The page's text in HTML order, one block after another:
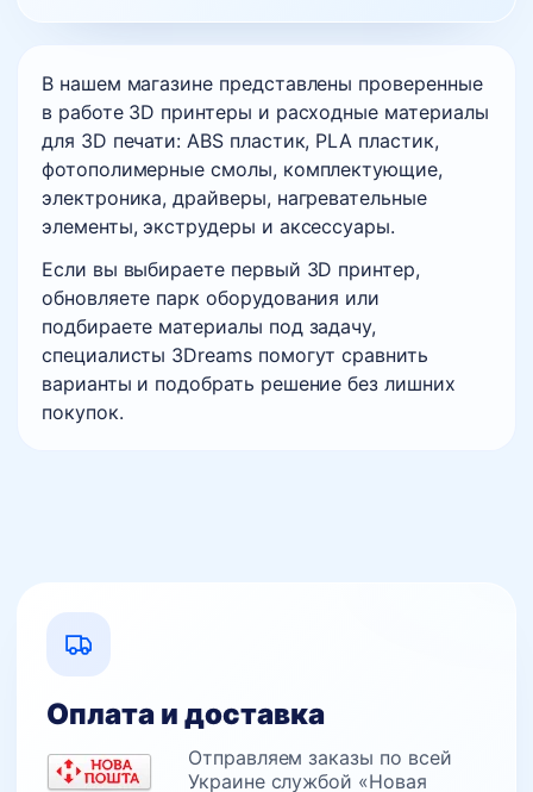
В нашем магазине представлены проверенные
в работе 3D принтеры и расходные материалы
для 3D печати: ABS пластик, PLA пластик,
фотополимерные смолы, комплектующие,
электроника, драйверы, нагревательные
элементы, экструдеры и аксессуары.
Если вы выбираете первый 3D принтер,
обновляете парк оборудования или
подбираете материалы под задачу,
специалисты 3Dreams помогут сравнить
варианты и подобрать решение без лишних
покупок.
Оплата и доставка
Отправляем заказы по всей
Украине службой «Новая